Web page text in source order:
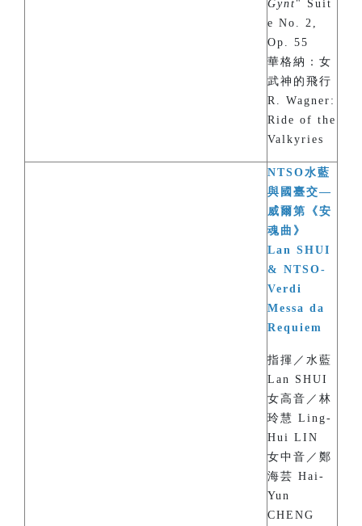
Gynt " Suit
e No. 2,
Op. 55
華格納：女
武神的飛行
R. Wagner:
Ride of the
Valkyries
NTSO水藍
與國臺交—
威爾第《安
魂曲》
Lan SHUI
& NTSO-
Verdi
Messa da
Requiem
指揮／水藍
Lan SHUI
女高音／林
玲慧 Ling-
Hui LIN
女中音／鄭
海芸 Hai-
Yun
CHENG